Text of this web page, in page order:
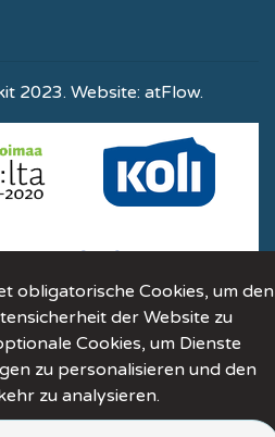
obligatorische Cookies, um den
der Website zu
Cookies, um Dienste
zu personalisieren und den
zu analysieren.
2023. Website: atFlow.